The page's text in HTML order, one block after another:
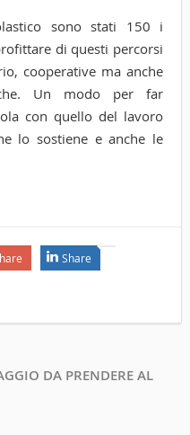
sono stati 150 i
di questi percorsi
cooperative ma anche
Un modo per far
con quello del lavoro
lo sostiene e anche le
Share
DA PRENDERE AL